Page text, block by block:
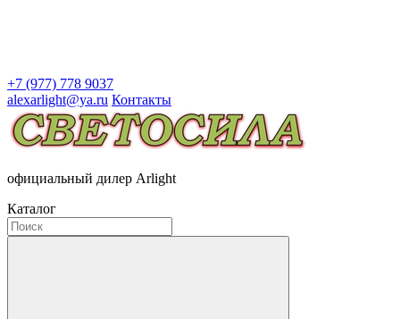
+7 (977) 778 9037
alexarlight@ya.ru Контакты
официальный дилер Arlight
Каталог